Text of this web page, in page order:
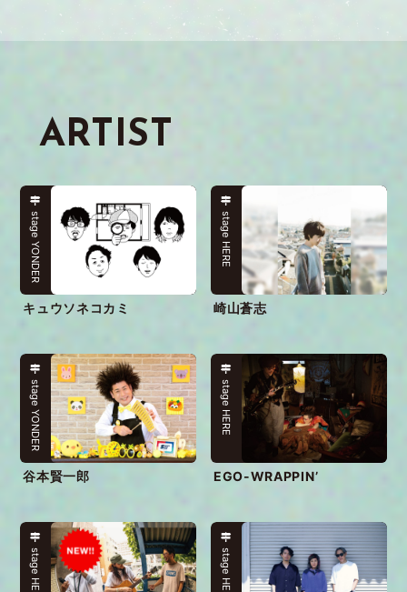
ARTIST
stage YONDER
キュウソネコカミ
stage HERE
12:10〜
崎山蒼志
stage YONDER
谷本賢一郎
stage HERE
19:15〜
EGO-WRAPPIN’
stage HERE stage HERE
17:20〜